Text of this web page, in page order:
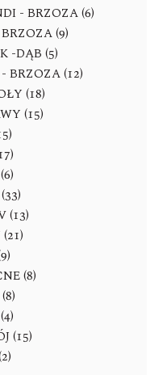
- BRZOZA (6)
(9)
-DĄB (5)
BRZOZA (12)
(18)
(15)
(13)
(8)
(15)